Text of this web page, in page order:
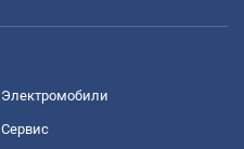
Электромобили
Сервис